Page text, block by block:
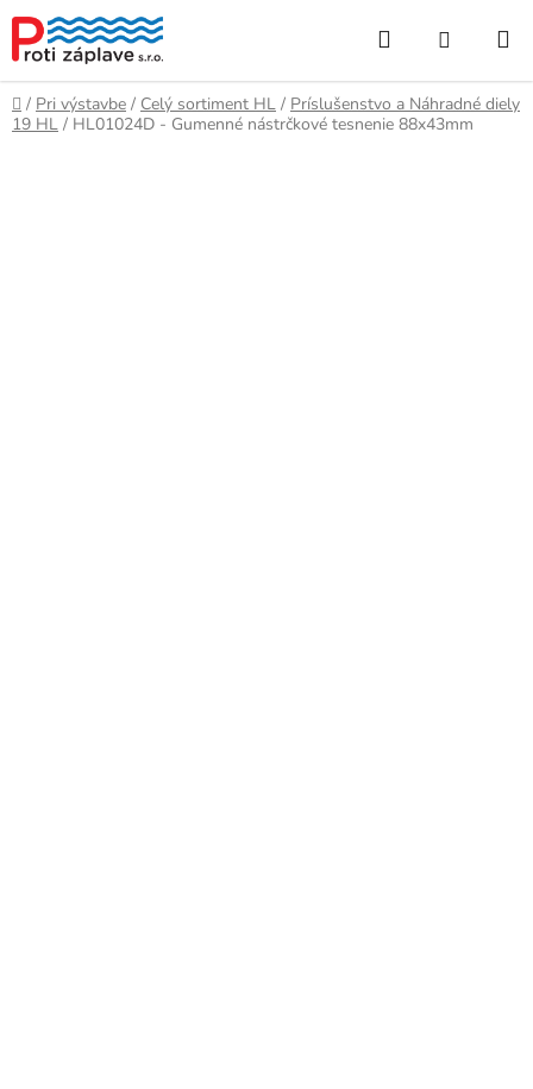
obsah
Hľadať
KOŠÍK
Domov
/ Pri výstavbe / Celý sortiment HL / Príslušenstvo a Náhradné diely
19 HL / HL01024D - Gumenné nástrčkové tesnenie 88x43mm